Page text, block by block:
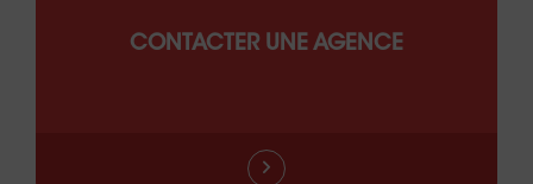
CONTACTER UNE AGENCE